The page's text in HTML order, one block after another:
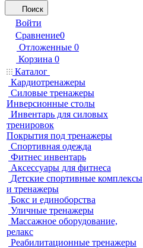
Поиск
Войти
Сравнение0
Отложенные 0
Корзина 0
Каталог
Кардиотренажеры
Силовые тренажеры
Инверсионные столы
Инвентарь для силовых
тренировок
Покрытия под тренажеры
Спортивная одежда
Фитнес инвентарь
Аксессуары для фитнеса
Детские спортивные комплексы
и тренажеры
Бокс и единоборства
Уличные тренажеры
Массажное оборудование,
релакс
Реабилитационные тренажеры